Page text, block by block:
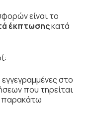
είναι το
έκπτωσηςκατά
εγγεγραμμένες στο
που τηρείται
παρακάτω